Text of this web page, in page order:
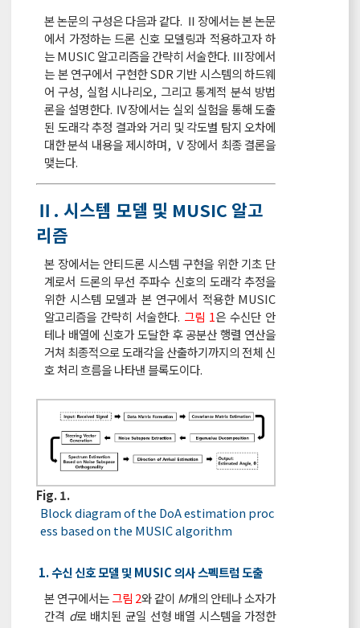
본 논문의 구성은 다음과 같다. Ⅱ장에서는 본 논문
에서 가정하는 드론 신호 모델링과 적용하고자 하
는 MUSIC 알고리즘을 간략히 서술한다. Ⅲ장에서
는 본 연구에서 구현한 SDR 기반 시스템의 하드웨
어 구성, 실험 시나리오, 그리고 통계적 분석 방법
론을 설명한다. Ⅳ장에서는 실외 실험을 통해 도출
된 도래각 추정 결과와 거리 및 각도별 탐지 오차에
대한 분석 내용을 제시하며, Ⅴ장에서 최종 결론을
맺는다.
Ⅱ. 시스템 모델 및 MUSIC 알고
리즘
본 장에서는 안티드론 시스템 구현을 위한 기초 단
계로서 드론의 무선 주파수 신호의 도래각 추정을
위한 시스템 모델과 본 연구에서 적용한 MUSIC
알고리즘을 간략히 서술한다. 그림 1은 수신단 안
테나 배열에 신호가 도달한 후 공분산 행렬 연산을
거쳐 최종적으로 도래각을 산출하기까지의 전체 신
호 처리 흐름을 나타낸 블록도이다.
Fig. 1.
Block diagram of the DoA estimation proc
ess based on the MUSIC algorithm
1. 수신 신호 모델 및 MUSIC 의사 스펙트럼 도출
본 연구에서는그림 2와 같이 M개의 안테나 소자가
간격 d로 배치된 균일 선형 배열 시스템을 가정한